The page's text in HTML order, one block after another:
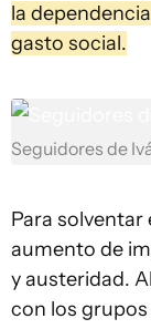
la
gasto social.
Seguidores de
Para solventar
aumento de
y austeridad.
con los